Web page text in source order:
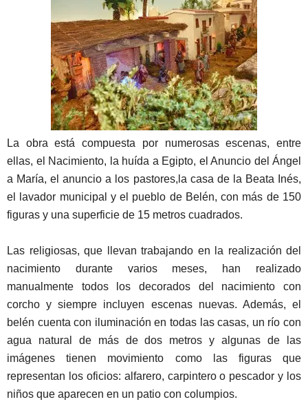
La obra está compuesta por numerosas escenas, entre
ellas, el Nacimiento, la huída a Egipto, el Anuncio del Ángel
a María, el anuncio a los pastores,la casa de la Beata Inés,
el lavador municipal y el pueblo de Belén, con más de 150
figuras y una superficie de 15 metros cuadrados.
Las religiosas, que llevan trabajando en la realización del
nacimiento durante varios meses, han realizado
manualmente todos los decorados del nacimiento con
corcho y siempre incluyen escenas nuevas. Además, el
belén cuenta con iluminación en todas las casas, un río con
agua natural de más de dos metros y algunas de las
imágenes tienen movimiento como las figuras que
representan los oficios: alfarero, carpintero o pescador y los
niños que aparecen en un patio con columpios.